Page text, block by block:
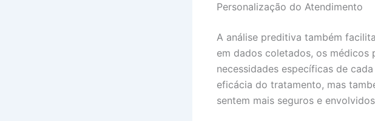
Personalização do Atendimento
A análise preditiva também
em dados coletados, os
necessidades específicas de
eficácia do tratamento, mas
sentem mais seguros e